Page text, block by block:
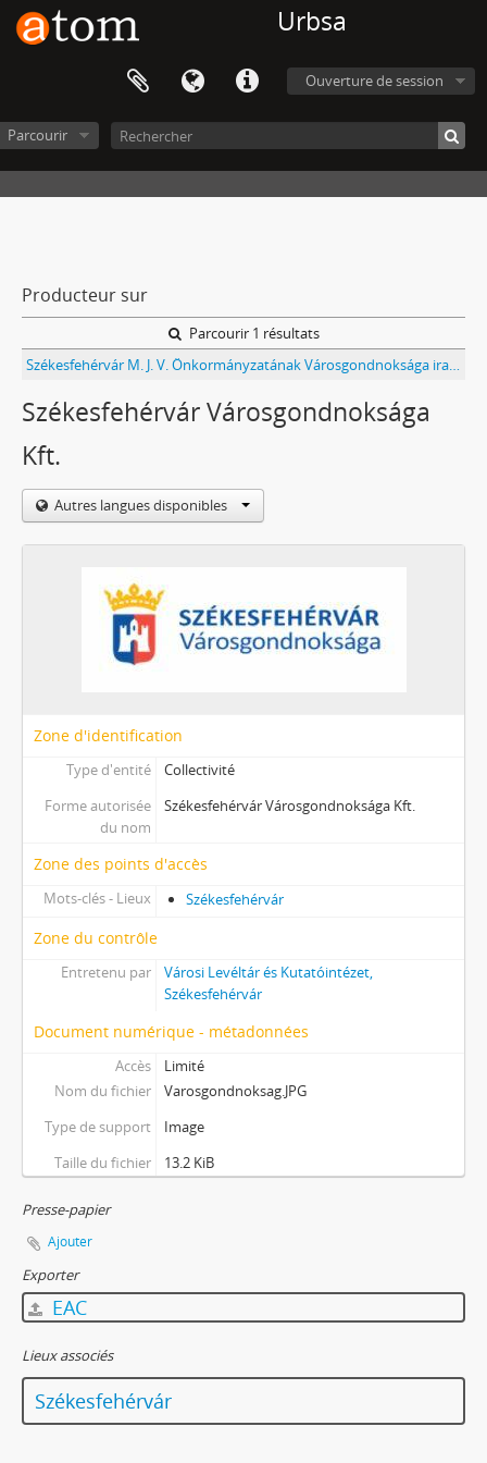
Urbsa
Ouverture de session
Parcourir
Producteur sur
Parcourir 1 résultats
Székesfehérvár M. J. V. Önkormányzatának Városgondnoksága iratai
Székesfehérvár Városgondnoksága
Kft.
Autres langues disponibles
Zone d'identification
Type d'entité
Collectivité
Forme autorisée
du nom
Székesfehérvár Városgondnoksága Kft.
Zone des points d'accès
Mots-clés - Lieux Székesfehérvár
Zone du contrôle
Entretenu par
Városi Levéltár és Kutatóintézet,
Székesfehérvár
Document numérique - métadonnées
Accès
Limité
Nom du fichier
Varosgondnoksag.JPG
Type de support
Image
Taille du fichier
13.2 KiB
Presse-papier
Ajouter
Exporter
EAC
Lieux associés
Székesfehérvár